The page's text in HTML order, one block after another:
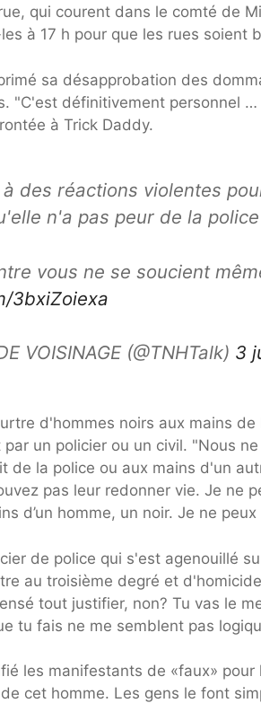
qui courent dans le comté de
à 17 h pour que les rues soient
sa désapprobation des
"C'est définitivement personnel
à Trick Daddy.
des réactions violentes
n'a pas peur de la
vous ne se soucient
3bxiZoiexa
VOISINAGE (@TNHTalk) 3
d'hommes noirs aux mains
un policier ou un civil. "Nous
de la police ou aux mains d'un
pas leur redonner vie. Je ne
d’un homme, un noir. Je ne
de police qui s'est agenouillé
au troisième degré et
tout justifier, non? Tu vas le
tu fais ne me semblent pas
les manifestants de «faux»
cet homme. Les gens le font